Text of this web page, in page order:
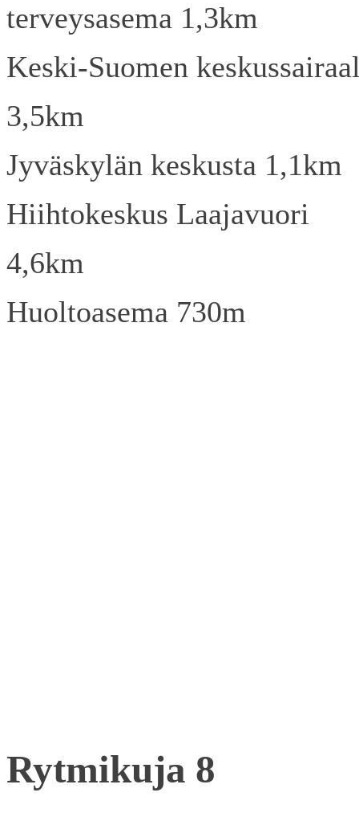
terveysasema 1,3km
Keski-Suomen
3,5km
Jyväskylän keskusta 1,1km
Hiihtokeskus Laajavuori
4,6km
Huoltoasema 730m
Rytmikuja 8